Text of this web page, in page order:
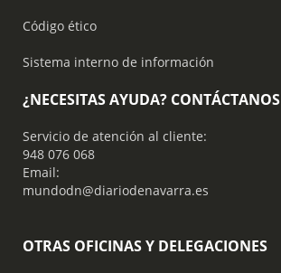
Código ético
Sistema interno de información
¿NECESITAS AYUDA? CONTÁCTANOS
Servicio de atención al cliente:
948 076 068
Email:
mundodn@diariodenavarra.es
OTRAS OFICINAS Y DELEGACIONES